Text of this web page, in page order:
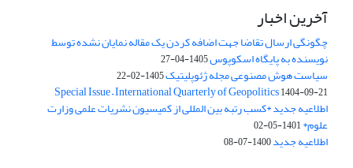
آخرین اخبار
چگونگی ارسال تقاضا جهت اضافه کردن یک مقاله نمایان نشده توسط
نویسنده به پایگاه اسکوپوس1405-04-27
سیاست هوش مصنوعی مجله ژئوپلیتیک1405-02-22
Special Issue – International Quarterly of Geopolitics1404-09-21
اطلاعیه جدید *کسب رتبه بین المللی از کمیسیون نشریات علمی وزارت
علوم*1401-05-02
اطلاعیه جدید1400-07-08